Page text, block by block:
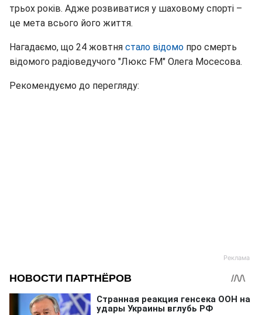
трьох років. Адже розвиватися у шаховому спорті –
це мета всього його життя.
Нагадаємо, що 24 жовтня стало відомо про смерть
відомого радіоведучого "Люкс FM" Олега Мосесова.
Рекомендуємо до перегляду: